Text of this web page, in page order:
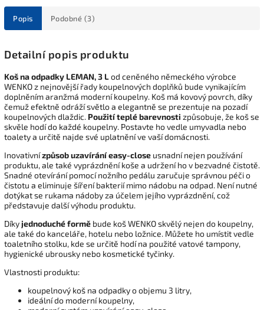
Popis Podobné (3)
Detailní popis produktu
Koš na odpadky LEMAN, 3 Lod ceněného německého výrobce
WENKO z nejnovější řady koupelnových doplňků bude vynikajícím
doplněním aranžmá moderní koupelny. Koš má kovový povrch, díky
čemuž efektně odráží světlo a elegantně se prezentuje na pozadí
koupelnových dlaždic. Použití teplé barevnosti způsobuje, že koš se
skvěle hodí do každé koupelny. Postavte ho vedle umyvadla nebo
toalety a určitě najde své uplatnění ve vaší domácnosti.
Inovativnízpůsobuzavírání easy-close usnadní nejen používání
produktu, ale také vyprázdnění koše a udržení ho v bezvadné čistotě.
Snadné otevírání pomocí nožního pedálu zaručuje správnou péči o
čistotu a eliminuje šíření bakterií mimo nádobu na odpad. Není nutné
dotýkat se rukama nádoby za účelem jejího vyprázdnění, což
představuje další výhodu produktu.
Díky jednoduché formě bude koš WENKO skvělý nejen do koupelny,
ale také do kanceláře, hotelu nebo ložnice. Můžete ho umístit vedle
toaletního stolku, kde se určitě hodí na použité vatové tampony,
hygienické ubrousky nebo kosmetické tyčinky.
Vlastnosti produktu:
koupelnový koš na odpadky o objemu 3 litry,
ideální do moderní koupelny,